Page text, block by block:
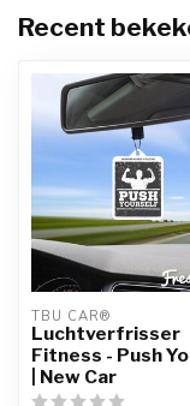
Recent
TBU CAR®
Luchtverfrisser
Fitness - Push
| New Car